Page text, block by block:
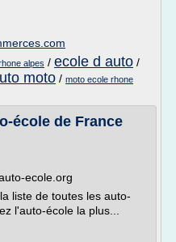
alpes / ecole d auto /
moto / moto ecole rhone
école de France
ecole.org
liste de toutes les auto-
l'auto-école la plus...